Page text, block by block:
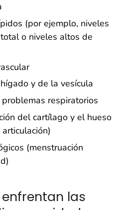
(por ejemplo, niveles
o niveles altos de
y de la vesícula
respiratorios
del cartílago y el hueso
(menstruación
las